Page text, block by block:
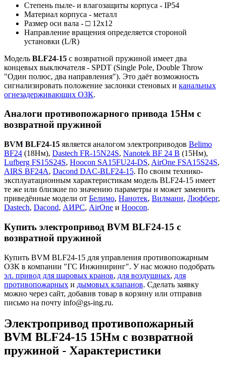
Степень пыле- и влагозащиты корпуса - IP54
Материал корпуса - металл
Размер оси вала - □ 12х12
Направление вращения определяется стороной
установки (L/R)
Модель BLF24-15 с возвратной пружиной имеет два
концевых выключателя - SPDT (Single Pole, Double Throw
"Один полюс, два направления"). Это даёт возможность
сигнализировать положение заслонки стеновых и канальных
огнезадерживающих ОЗК.
Аналоги противопожарного привода 15Нм с
возвратной пружиной
BVM BLF24-15 является аналогом электроприводов Belimo
BF24 (18Нм), Dastech FR-15N24S, Nanotek BF 24 B (15Нм),
Lufberg FS15S24S, Hoocon SA15FU24-DS, AirOne FSA15S24S,
AIRS BF24A, Dacond DAC-BLF24-15. По своим технико-
эксплуатационным характеристикам модель BLF24-15 имеет
те же или близкие по значению параметры и может заменить
приведённые модели от Белимо, Нанотек, Вилманн, Люфберг,
Dastech, Dacond, АИРС, AirOne и Hoocon.
Купить электропривод BVM BLF24-15 с
возвратной пружиной
Купить BVM BLF24-15 для управления противопожарным
ОЗК в компании "ГС Инжиниринг". У нас можно подобрать
эл. привод для шаровых кранов, для воздушных, для
противопожарных и дымовых клапанов. Сделать заявку
можно через сайт, добавив товар в корзину или отправив
письмо на почту info@gs-ing.ru.
Электропривод противопожарный
BVM BLF24-15 15Нм с возвратной
пружиной - Характеристики